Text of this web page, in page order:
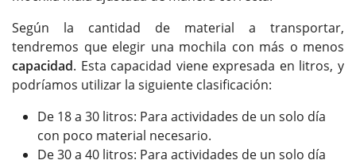
Según la cantidad de material a transportar,
tendremos que elegir una mochila con más o menos
capacidad. Esta capacidad viene expresada en litros, y
podríamos utilizar la siguiente clasificación:
De 18 a 30 litros: Para actividades de un solo día
con poco material necesario.
De 30 a 40 litros: Para actividades de un solo día